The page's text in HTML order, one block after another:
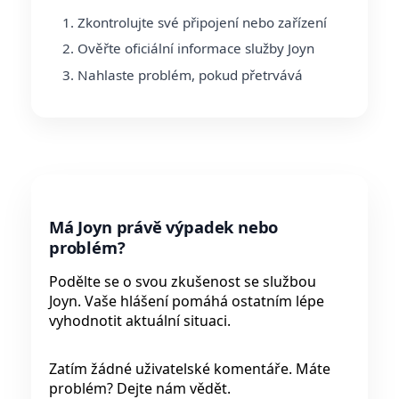
Zkontrolujte své připojení nebo zařízení
Ověřte oficiální informace služby Joyn
Nahlaste problém, pokud přetrvává
Má Joyn právě výpadek nebo
problém?
Podělte se o svou zkušenost se službou
Joyn. Vaše hlášení pomáhá ostatním lépe
vyhodnotit aktuální situaci.
Zatím žádné uživatelské komentáře. Máte
problém? Dejte nám vědět.